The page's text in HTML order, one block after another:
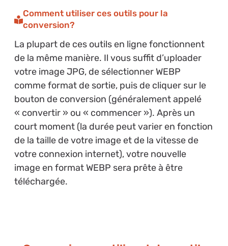
Comment utiliser ces outils pour la
conversion?
La plupart de ces outils en ligne fonctionnent
de la même manière. Il vous suffit d’uploader
votre image JPG, de sélectionner WEBP
comme format de sortie, puis de cliquer sur le
bouton de conversion (généralement appelé
« convertir » ou « commencer »). Après un
court moment (la durée peut varier en fonction
de la taille de votre image et de la vitesse de
votre connexion internet), votre nouvelle
image en format WEBP sera prête à être
téléchargée.